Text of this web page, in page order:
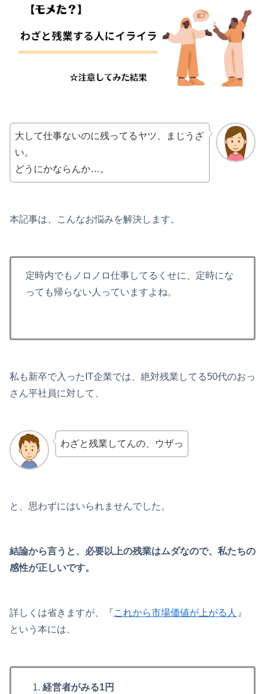
大して仕事ないのに残ってるヤツ、まじうざ
い。
どうにかならんか…。
本記事は、こんなお悩みを解決します。
定時内でもノロノロ仕事してるくせに、定時にな
っても帰らない人っていますよね。
私も新卒で入ったIT企業では、絶対残業してる50代のおっ
さん平社員に対して、
わざと残業してんの、ウザっ
と、思わずにはいられませんでした。
結論から言うと、必要以上の残業はムダなので、私たちの
感性が正しいです。
詳しくは省きますが、『これから市場価値が上がる人 』
という本には、
経営者がみる1円